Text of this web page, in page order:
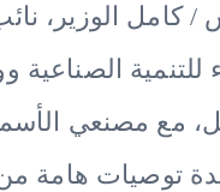
نائب رئيس
الصناعية ووزير
الأسمنت،
هامة من بينها